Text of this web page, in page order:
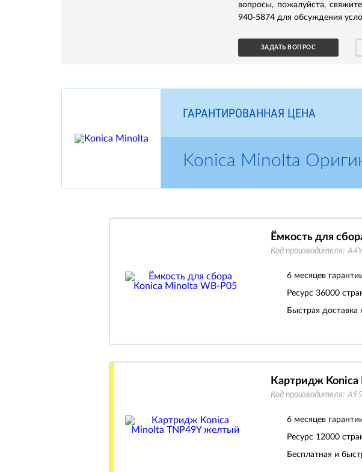
вопросы, пожалуйста,
940-5874 для обсуждения
ЗАДАТЬ ВОПРОС
ГАРАНТИРОВАННАЯ ЦЕНА
Konica Minolta
Ёмкость для
Код производителя:
6 месяцев
Ресурс 36000
Быстрая доставка
Картридж
Код производителя:
6 месяцев
Ресурс 12000
Бесплатная и